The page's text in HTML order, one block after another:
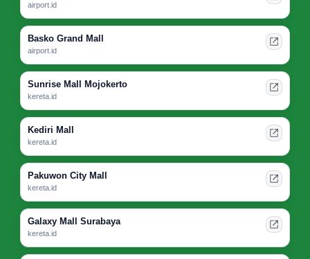
airport.id
Basko Grand Mall
airport.id
Sunrise Mall Mojokerto
kereta.id
Kediri Mall
kereta.id
Pakuwon City Mall
kereta.id
Galaxy Mall Surabaya
kereta.id